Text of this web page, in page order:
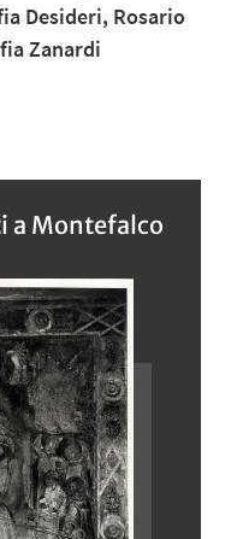
Desideri, Rosario
Zanardi
a Montefalco